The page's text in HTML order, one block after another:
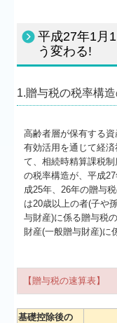
平成27年1月
う変わる!
1.贈与税の税率構
高齢者層が保有する
有効活用を通じて経
て、相続時精算課税
の税率構造が、平成
成25年、26年の贈与
は20歳以上の者(子や
与財産)に係る贈与税
財産(一般贈与財産)に
【贈与税の速算表】
基礎控除後の